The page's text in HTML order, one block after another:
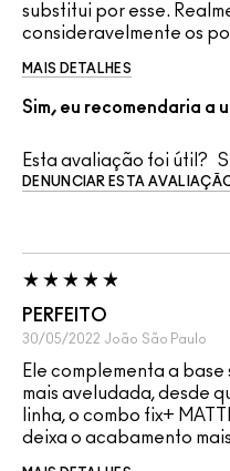
substitui por esse.
consideravelmente os
MAIS DETALHES
Sim, eu recomendaria a
Esta avaliação foi útil?
DENUNCIAR ESTA
PERFEITO
30/05/2022 João São Paulo
Ele complementa a
mais aveludada, desde
linha, o combo fix+
deixa o acabamento